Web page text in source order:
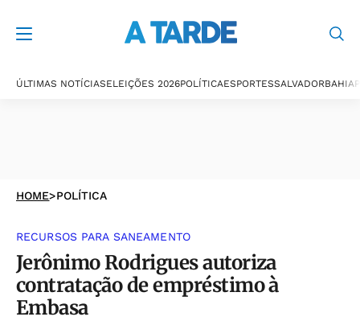
ÚLTIMAS NOTÍCIASELEIÇÕES 2026POLÍTICAESPORTESSALVADORBAHIA
HOME>POLÍTICA
RECURSOS PARA SANEAMENTO
Jerônimo Rodrigues autoriza
contratação de empréstimo à
Embasa